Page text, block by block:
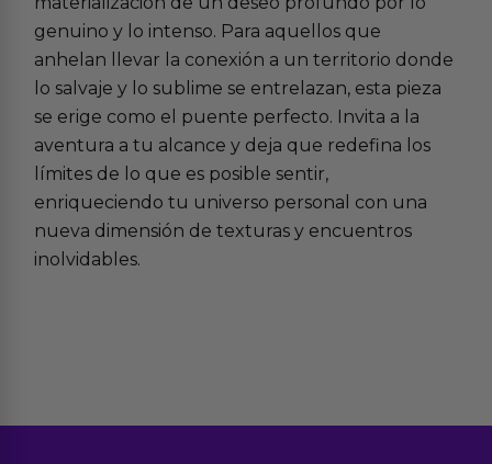
genuino y lo intenso. Para aquellos que
anhelan llevar la conexión a un territorio donde
lo salvaje y lo sublime se entrelazan, esta pieza
se erige como el puente perfecto. Invita a la
aventura a tu alcance y deja que redefina los
límites de lo que es posible sentir,
enriqueciendo tu universo personal con una
nueva dimensión de texturas y encuentros
inolvidables.